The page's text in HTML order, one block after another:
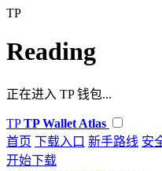
TP
Reading
正在进入 TP 钱包...
TP TP Wallet Atlas
首页 下载入口 新手路线 安
开始下载